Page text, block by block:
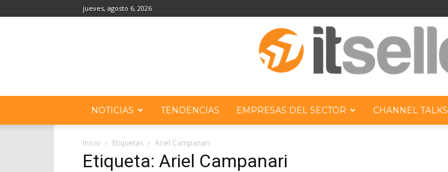
jueves, agosto 6, 2026
NOTICIAS TENDENCIAS EMPRESAS DEL SECTOR CHANNEL TALKS
Inicio Etiquetas Ariel Campanari
Etiqueta: Ariel Campanari